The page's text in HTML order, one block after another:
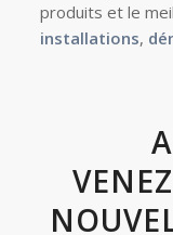
produits et le
installations,